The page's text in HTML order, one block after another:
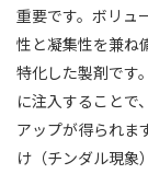
重要です。ボリュ
性と凝集性を兼ね
特化した製剤です
に注入することで
アップが得られま
け（チンダル現象